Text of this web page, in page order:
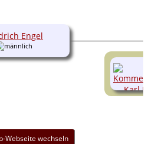
Engel
Webseite wechseln